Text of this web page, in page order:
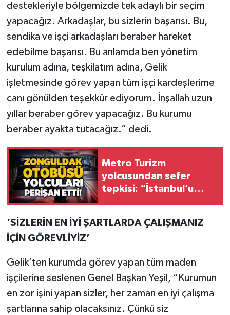
destekleriyle bölgemizde tek adaylı bir seçim
yapacağız. Arkadaşlar, bu sizlerin başarısı. Bu,
sendika ve işçi arkadaşları beraber hareket
edebilme başarısı. Bu anlamda ben yönetim
kurulum adına, teşkilatım adına, Gelik
işletmesinde görev yapan tüm işçi kardeşlerime
canı gönülden teşekkür ediyorum. İnşallah uzun
yıllar beraber görev yapacağız. Bu kurumu
beraber ayakta tutacağız.” dedi.
Metro Turizm
yolcusundan sefer
tepkisi: “İstanbul’u
‘SİZLERİN EN İYİ ŞARTLARDA ÇALIŞMANIZ
İÇİN GÖREVLİYİZ’
Gelik’ten kurumda görev yapan tüm maden
işçilerine seslenen Genel Başkan Yeşil, “Kurumun
en zor işini yapan sizler, her zaman en iyi çalışma
şartlarına sahip olacaksınız. Çünkü siz